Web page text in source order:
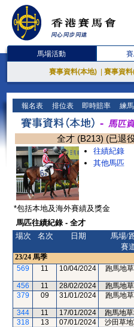
馬場活動
賽事資料(本地) 賽事資
報名表 排位表 即時賠率 練
全才 (B213) (已退
往績紀錄
其他馬匹
*包括本地及海外賽績及獎金
馬匹往績紀錄 - 全才
場次
名次 日期
馬場/
賽
23/24 馬季
569
11 10/04/2024 跑馬地
456 11 28/02/2024 跑馬地
379
09 31/01/2024 跑馬地
344 11 17/01/2024 跑馬地
318
13 07/01/2024 沙田草